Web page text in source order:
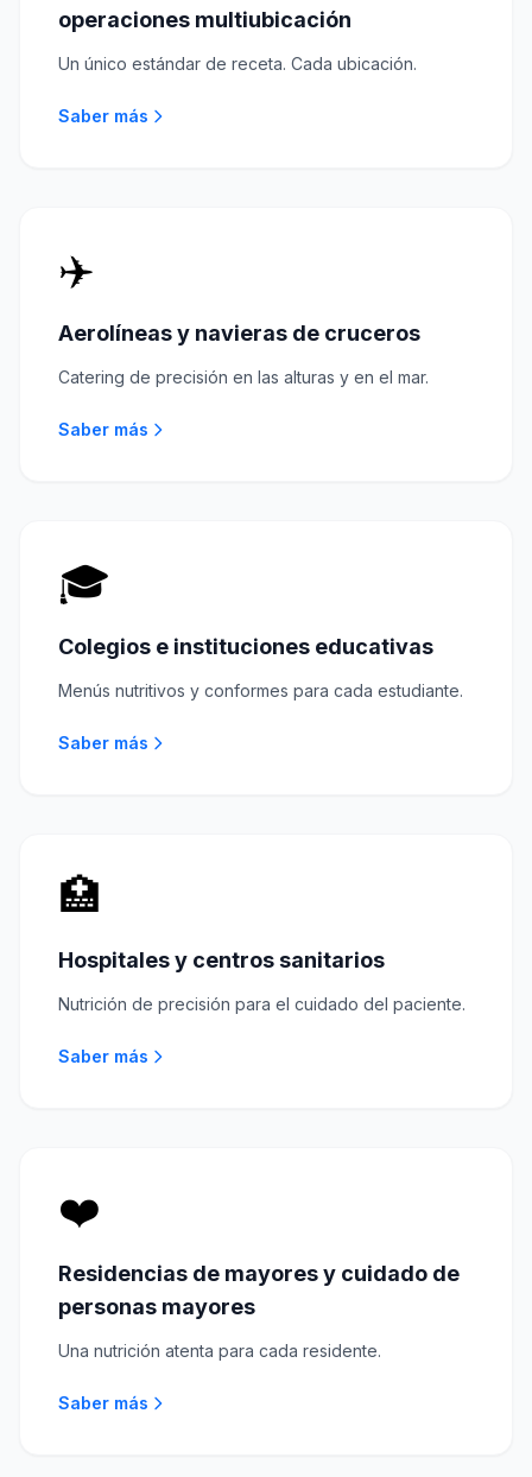
operaciones multiubicación
Un único estándar de receta. Cada ubicación.
Saber más
✈️
Aerolíneas y navieras de cruceros
Catering de precisión en las alturas y en el mar.
Saber más
🎓
Colegios e instituciones educativas
Menús nutritivos y conformes para cada estudiante.
Saber más
🏥
Hospitales y centros sanitarios
Nutrición de precisión para el cuidado del paciente.
Saber más
❤️
Residencias de mayores y cuidado de
personas mayores
Una nutrición atenta para cada residente.
Saber más